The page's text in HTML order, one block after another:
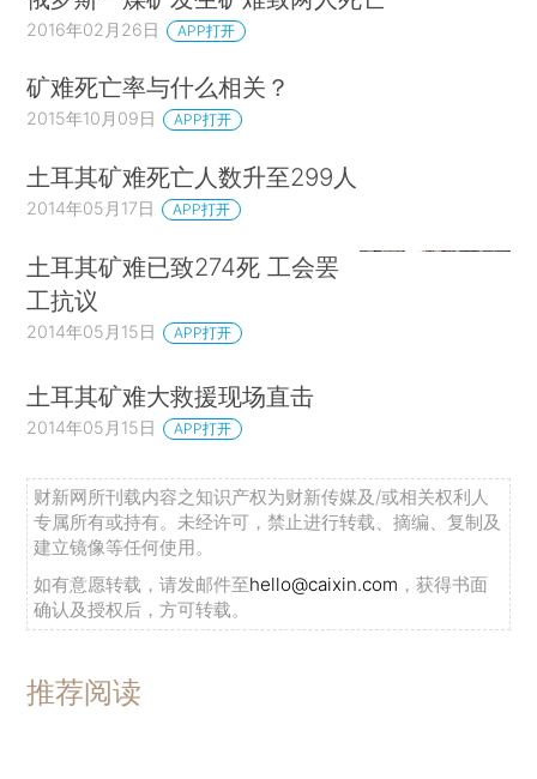
2016年02月26日 APP打开
矿难死亡率与什么相关？
2015年10月09日 APP打开
土耳其矿难死亡人数升至299人
2014年05月17日 APP打开
土耳其矿难已致274死 工会罢
工抗议
2014年05月15日 APP打开
土耳其矿难大救援现场直击
2014年05月15日 APP打开
财新网所刊载内容之知识产权为财新传媒及/或相关权利人
专属所有或持有。未经许可，禁止进行转载、摘编、复制及
建立镜像等任何使用。
如有意愿转载，请发邮件至hello@caixin.com ，获得书面
确认及授权后，方可转载。
推荐阅读